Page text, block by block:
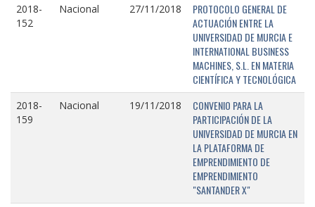
2018-
152
Nacional 27/11/2018
PROTOCOLO GENERAL DE
ACTUACIÓN ENTRE LA
UNIVERSIDAD DE MURCIA E
INTERNATIONAL BUSINESS
MACHINES, S.L. EN MATERIA
CIENTÍFICA Y TECNOLÓGICA
2018-
159
Nacional 19/11/2018
CONVENIO PARA LA
PARTICIPACIÓN DE LA
UNIVERSIDAD DE MURCIA EN
LA PLATAFORMA DE
EMPRENDIMIENTO DE
EMPRENDIMIENTO
"SANTANDER X"